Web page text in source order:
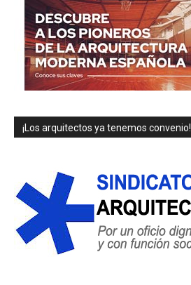
¡Los arquitectos ya tenemos convenio!